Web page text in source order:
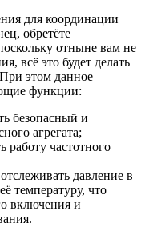
для координации
обретёте
отныне вам не
всё это будет делать
этом данное
функции:
безопасный и
агрегата;
работу частотного
давление в
температуру, что
включения и